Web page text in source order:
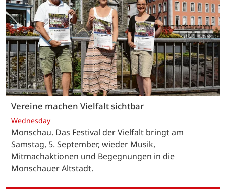
Vereine machen Vielfalt sichtbar
Wednesday
Monschau. Das Festival der Vielfalt bringt am
Samstag, 5. September, wieder Musik,
Mitmachaktionen und Begegnungen in die
Monschauer Altstadt.